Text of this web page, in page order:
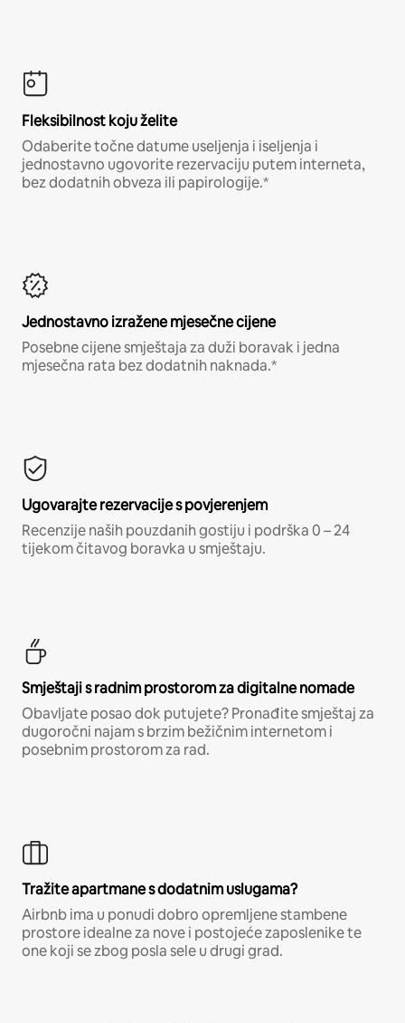
Fleksibilnost koju želite
Odaberite točne datume useljenja i iseljenja i
jednostavno ugovorite rezervaciju putem interneta,
bez dodatnih obveza ili papirologije.*
Jednostavno izražene mjesečne cijene
Posebne cijene smještaja za duži boravak i jedna
mjesečna rata bez dodatnih naknada.*
Ugovarajte rezervacije s povjerenjem
Recenzije naših pouzdanih gostiju i podrška 0 – 24
tijekom čitavog boravka u smještaju.
Smještaji s radnim prostorom za digitalne nomade
Obavljate posao dok putujete? Pronađite smještaj za
dugoročni najam s brzim bežičnim internetom i
posebnim prostorom za rad.
Tražite apartmane s dodatnim uslugama?
Airbnb ima u ponudi dobro opremljene stambene
prostore idealne za nove i postojeće zaposlenike te
one koji se zbog posla sele u drugi grad.